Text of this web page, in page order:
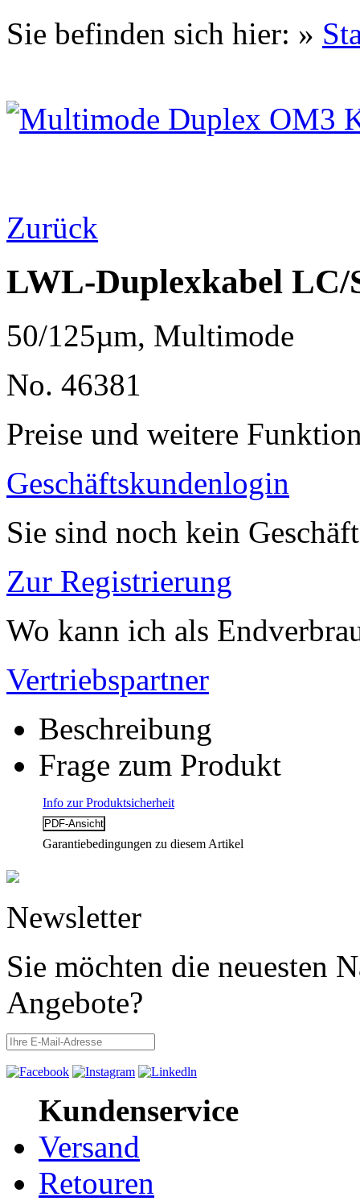
Sie befinden sich hier: »
Zurück
LWL-Duplexkabel LC/
50/125µm, Multimode
No. 46381
Preise und weitere
Geschäftskundenlogin
Sie sind noch kein
Zur Registrierung
Wo kann ich als
Vertriebspartner
Beschreibung
Frage zum Produkt
Info zur Produktsicherheit
Garantiebedingungen zu diesem Artikel
Newsletter
Sie möchten die neuesten
Angebote?
Kundenservice
Versand
Retouren